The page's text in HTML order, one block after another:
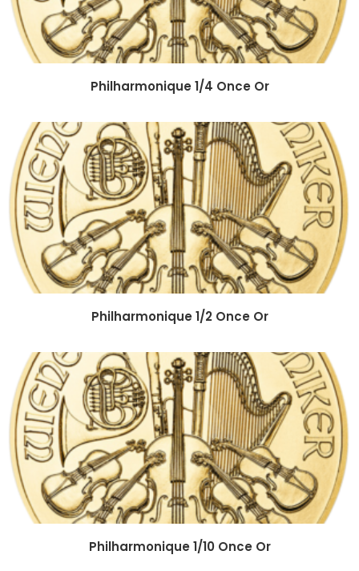
Philharmonique 1/4 Once Or
Philharmonique 1/2 Once Or
Philharmonique 1/10 Once Or